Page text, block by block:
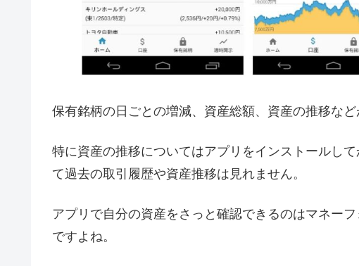
保有銘柄の日ごとの増減、資産総額、資産の推移など
特に資産の推移についてはアプリをインストールして
て過去の取引履歴や資産推移は見れません。
アプリで自分の資産をさっと確認できるのはマネー
ですよね。